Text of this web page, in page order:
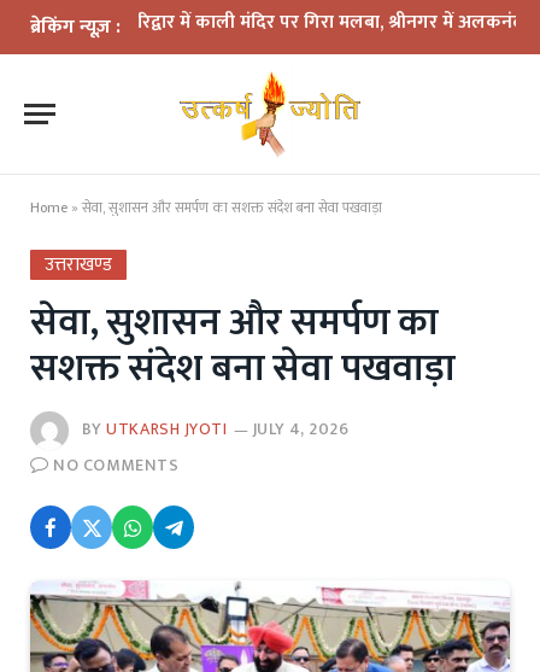
ब्रेकिंग न्यूज़ :
हरिद्वार में काली मंदिर पर गिरा मलबा, श्रीनगर में अलकनंदा का
Home » सेवा, सुशासन और समर्पण का सशक्त संदेश बना सेवा पखवाड़ा
उत्तराखण्ड
सेवा, सुशासन और समर्पण का
सशक्त संदेश बना सेवा पखवाड़ा
BYUTKARSH JYOTI
JULY 4, 2026
NO COMMENTS